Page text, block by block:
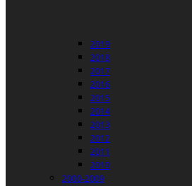
2019
2018
2017
2016
2015
2014
2013
2012
2011
2010
2000-2009